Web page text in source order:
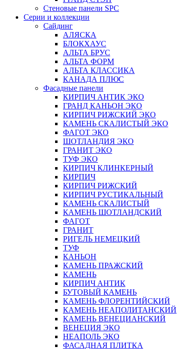
Стеновые панели SPC
Серии и коллекции
Сайдинг
АЛЯСКА
БЛОКХАУС
АЛЬТА БРУС
АЛЬТА ФОРМ
АЛЬТА КЛАССИКА
КАНАДА ПЛЮС
Фасадные панели
КИРПИЧ АНТИК ЭКО
ГРАНД КАНЬОН ЭКО
КИРПИЧ РИЖСКИЙ ЭКО
КАМЕНЬ СКАЛИСТЫЙ ЭКО
ФАГОТ ЭКО
ШОТЛАНДИЯ ЭКО
ГРАНИТ ЭКО
ТУФ ЭКО
КИРПИЧ КЛИНКЕРНЫЙ
КИРПИЧ
КИРПИЧ РИЖСКИЙ
КИРПИЧ РУСТИКАЛЬНЫЙ
КАМЕНЬ СКАЛИСТЫЙ
КАМЕНЬ ШОТЛАНДСКИЙ
ФАГОТ
ГРАНИТ
РИГЕЛЬ НЕМЕЦКИЙ
ТУФ
КАНЬОН
КАМЕНЬ ПРАЖСКИЙ
КАМЕНЬ
КИРПИЧ АНТИК
БУТОВЫЙ КАМЕНЬ
КАМЕНЬ ФЛОРЕНТИЙСКИЙ
КАМЕНЬ НЕАПОЛИТАНСКИЙ
КАМЕНЬ ВЕНЕЦИАНСКИЙ
ВЕНЕЦИЯ ЭКО
НЕАПОЛЬ ЭКО
ФАСАДНАЯ ПЛИТКА